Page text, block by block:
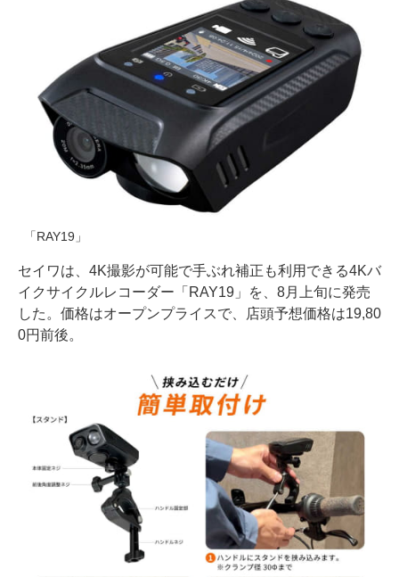
「RAY19」
セイワは、4K撮影が可能で手ぶれ補正も利用できる4Kバ
イクサイクルレコーダー「RAY19」を、8月上旬に発売
した。価格はオープンプライスで、店頭予想価格は19,80
0円前後。